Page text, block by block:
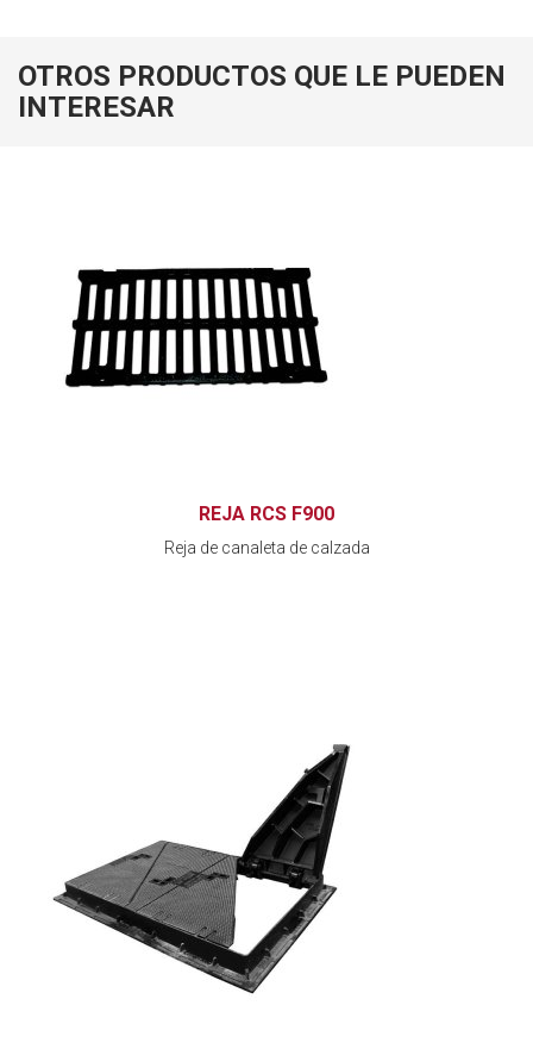
OTROS PRODUCTOS QUE LE PUEDEN
INTERESAR
REJA RCS F900
Reja de canaleta de calzada